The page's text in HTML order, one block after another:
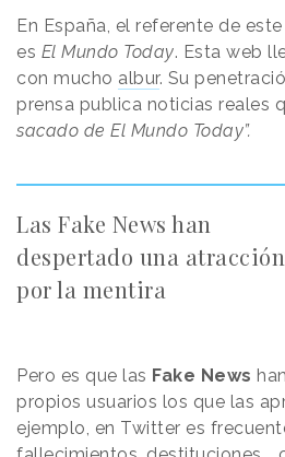
En España, el referente de
es El Mundo Today. Esta web
con mucho albur. Su
prensa publica noticias reales
sacado de El Mundo Today”.
Las Fake News han
despertado una atracción
por la mentira
Pero es que las Fake News
propios usuarios los que las
ejemplo, en Twitter es